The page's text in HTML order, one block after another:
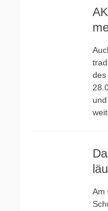
des
Am